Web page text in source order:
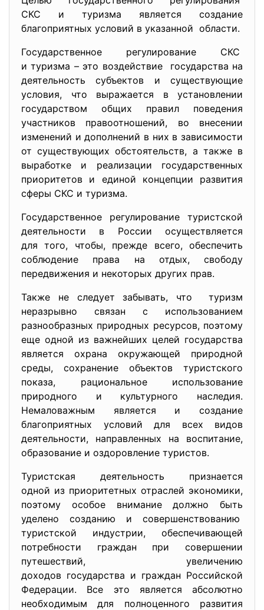
СКС и туризма является создание
благоприятных условий в указанной области.
Государственное регулирование СКС
и туризма – это воздействие государства на
деятельность субъектов и существующие
условия, что выражается в установлении
государством общих правил поведения
участников правоотношений, во внесении
изменений и дополнений в них в зависимости
от существующих обстоятельств, а также в
выработке и реализации государственных
приоритетов и единой концепции развития
сферы СКС и туризма.
Государственное регулирование туристской
деятельности в России осуществляется
для того, чтобы, прежде всего, обеспечить
соблюдение права на отдых, свободу
передвижения и некоторых других прав.
Также не следует забывать, что туризм
неразрывно связан с использованием
разнообразных природных ресурсов, поэтому
еще одной из важнейших целей государства
является охрана окружающей природной
среды, сохранение объектов туристского
показа, рациональное использование
природного и культурного наследия.
Немаловажным является и создание
благоприятных условий для всех видов
деятельности, направленных на воспитание,
образование и оздоровление туристов.
Туристская деятельность признается
одной из приоритетных отраслей экономики,
поэтому особое внимание должно быть
уделено созданию и совершенствованию
туристской индустрии, обеспечивающей
потребности граждан при совершении
путешествий, увеличению
доходов государства и граждан Российской
Федерации. Все это является абсолютно
необходимым для полноценного развития